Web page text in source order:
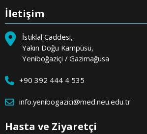
İletişim
İstiklal Caddesi,
Yakın Doğu Kampüsü,
Yeniboğaziçi / Gazimağusa
+90 392 444 4 535
info.yenibogazici@med.neu.edu.tr
Hasta ve Ziyaretçi